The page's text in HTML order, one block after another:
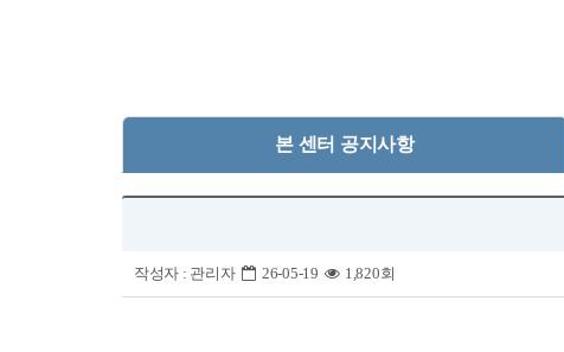
본 센터 공지사항
작성자 : 관리자 26-05-19 1,820회